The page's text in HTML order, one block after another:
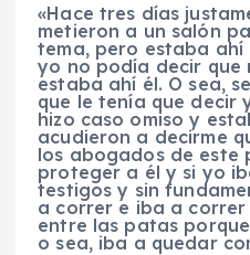
«Hace tres días
metieron a un salón
tema, pero estaba ahí
yo no podía decir que
estaba ahí él. O sea,
que le tenía que decir
hizo caso omiso y
acudieron a decirme
los abogados de este
proteger a él y si yo
testigos y sin
a correr e iba a correr
entre las patas
o sea, iba a quedar